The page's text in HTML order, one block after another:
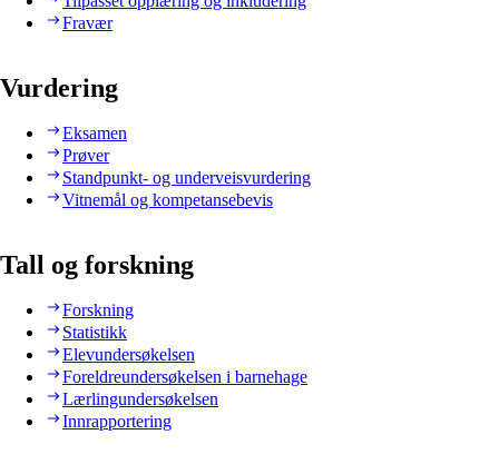
Fravær
Vurdering
Eksamen
Prøver
Standpunkt- og underveisvurdering
Vitnemål og kompetansebevis
Tall og forskning
Forskning
Statistikk
Elevundersøkelsen
Foreldreundersøkelsen i barnehage
Lærlingundersøkelsen
Innrapportering